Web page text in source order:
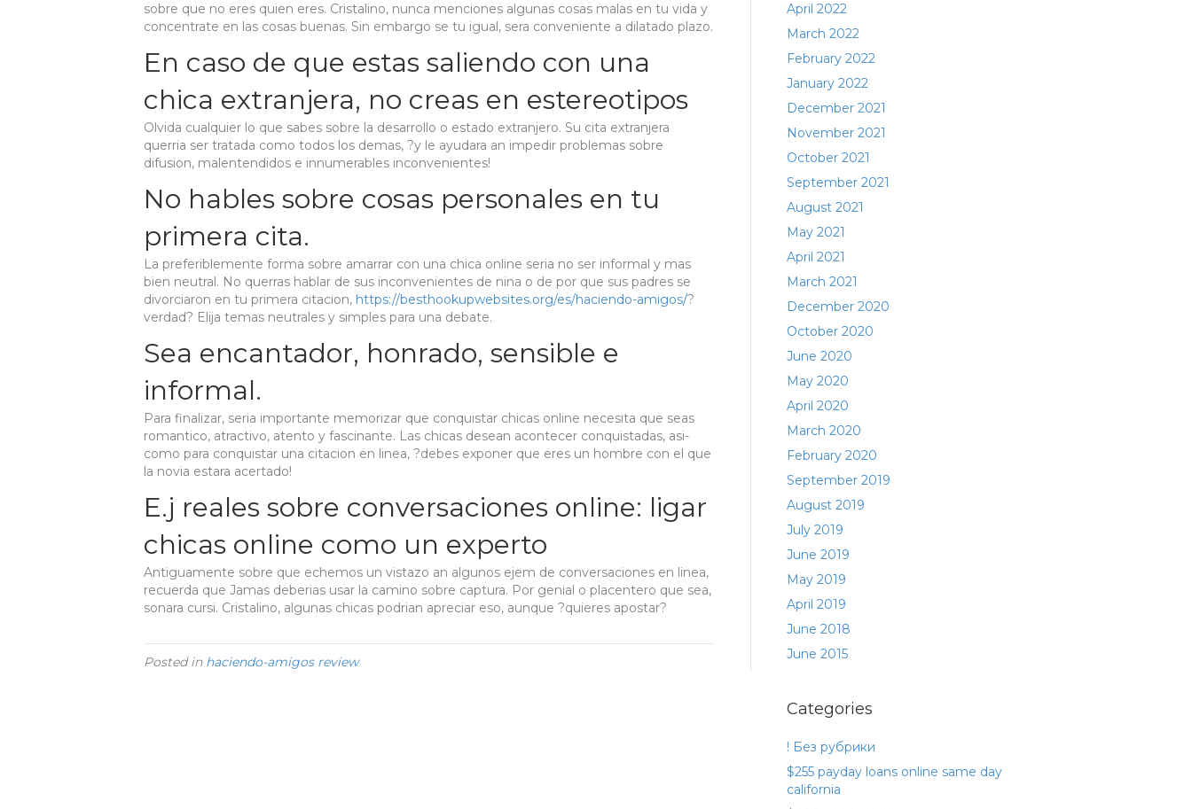
sobre que no eres quien eres. Cristalino, nunca menciones algunas cosas malas en tu vida y
concentrate en las cosas buenas. Sin embargo se tu igual, sera conveniente a dilatado plazo.
En caso de que estas saliendo con una
chica extranjera, no creas en estereotipos
Olvida cualquier lo que sabes sobre la desarrollo o estado extranjero. Su cita extranjera
querria ser tratada como todos los demas, ?y le ayudara an impedir problemas sobre
difusion, malentendidos e innumerables inconvenientes!
No hables sobre cosas personales en tu
primera cita.
La preferiblemente forma sobre amarrar con una chica online seri­a no ser informal y mas
bien neutral. No querras hablar de sus inconvenientes de nina o de por que sus padres se
divorciaron en tu primera citacion, https://besthookupwebsites.org/es/haciendo-amigos/?
verdad? Elija temas neutrales y simples para una debate.
Sea encantador, honrado, sensible e
informal.
Para finalizar, seri­a importante memorizar que conquistar chicas online necesita que seas
romantico, atractivo, atento y fascinante. Las chicas desean acontecer conquistadas, asi­
como para conquistar una citacion en linea, ?debes exponer que eres un hombre con el que
la novia estara acertado!
E.j reales sobre conversaciones online: ligar
chicas online como un experto
Antiguamente sobre que echemos un vistazo an algunos ejem de conversaciones en linea,
recuerda que Jamas deberias usar la camino sobre captura. Por genial o placentero que sea,
sonara cursi. Cristalino, algunas chicas podri­an apreciar eso, aunque ?quieres apostar?
Posted in haciendo-amigos review
April 2022
March 2022
February 2022
January 2022
December 2021
November 2021
October 2021
September 2021
August 2021
May 2021
April 2021
March 2021
December 2020
October 2020
June 2020
May 2020
April 2020
March 2020
February 2020
September 2019
August 2019
July 2019
June 2019
May 2019
April 2019
June 2018
June 2015
Categories
! Без рубрики
$255 payday loans online same day
california